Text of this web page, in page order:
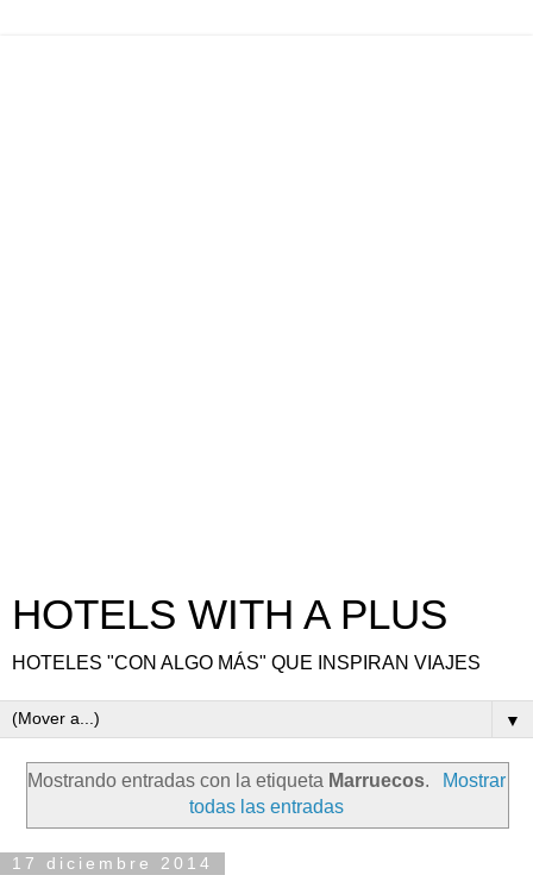
HOTELS WITH A PLUS
HOTELES "CON ALGO MÁS" QUE INSPIRAN VIAJES
▼
Mostrando entradas con la etiqueta Marruecos.
Mostrar
todas las entradas
17 diciembre 2014